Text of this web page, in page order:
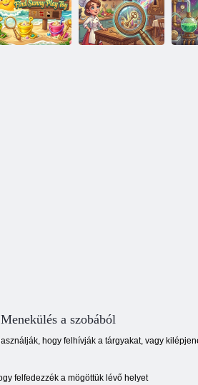
Amgel Kids
Room Escape
416
Amgel Kids
Room Escape
415
a szobából
hogy felhívják a tárgyakat, vagy
felfedezzék a mögöttük lévő helyet